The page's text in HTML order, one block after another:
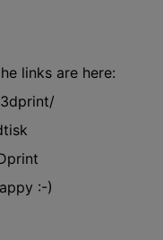
links are here:
:-)